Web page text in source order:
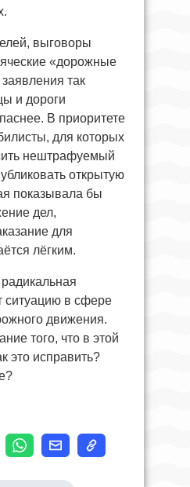
выговоры
«дорожные
так
и дороги
В приоритете
для которых
нештрафуемый
открытую
показывала бы
дел,
для
лёгким.
ситуацию в сфере
движения.
того, что в этой
это исправить?